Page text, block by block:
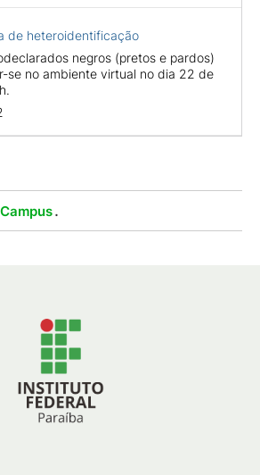
de heteroidentificação
negros (pretos e pardos)
se no ambiente virtual no dia 22 de
.